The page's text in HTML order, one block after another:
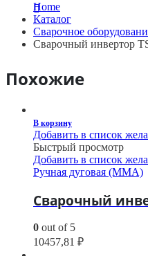
Home
Каталог
Сварочное
Сварочный инвертор
Похожие
В корзину
Добавить в список
Быстрый просмотр
Добавить в список
Ручная дуговая (MMA)
Сварочный
0 out of 5
10457,81 ₽